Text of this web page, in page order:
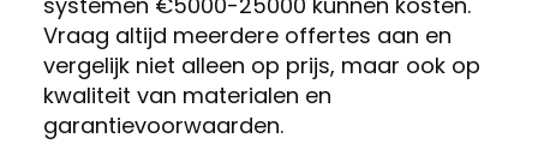
Vraag altijd meerdere offertes aan en
vergelijk niet alleen op prijs, maar ook op
kwaliteit van materialen en
garantievoorwaarden.